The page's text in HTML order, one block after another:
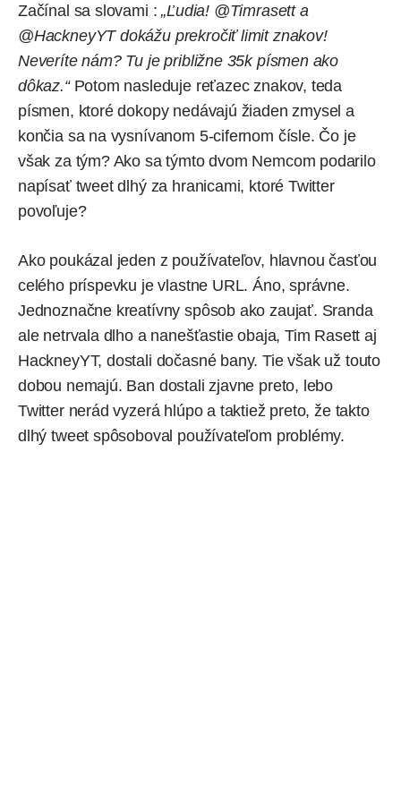
Začínal sa slovami :„Ľudia! @Timrasetta
@HackneyYTdokážu prekročiť limit znakov!
Neveríte nám? Tu je približne 35k písmen ako
dôkaz.“Potom nasleduje reťazec znakov, teda
písmen, ktoré dokopy nedávajú žiaden zmysel a
končia sa na vysnívanom 5-cifernom čísle. Čo je
však za tým? Ako sa týmto dvom Nemcom podarilo
napísať tweet dlhý za hranicami, ktoré Twitter
povoľuje?
Ako poukázal jeden z používateľov, hlavnou časťou
celého príspevku je vlastne URL. Áno, správne.
Jednoznačne kreatívny spôsob ako zaujať. Sranda
ale netrvala dlho a nanešťastie obaja, Tim Rasett aj
HackneyYT, dostali dočasné bany. Tie však už touto
dobou nemajú. Ban dostali zjavne preto, lebo
Twitter nerád vyzerá hlúpo a taktiež preto, že takto
dlhý tweet spôsoboval používateľom problémy.